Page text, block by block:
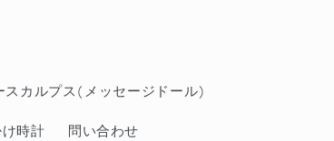
スカルプス(メッセージドール)
け時計 問い合わせ